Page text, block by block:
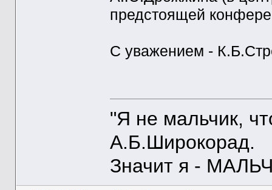
предстоящей
С уважением -
"Я не мальчик,
А.Б.Широкорад.
Значит я -